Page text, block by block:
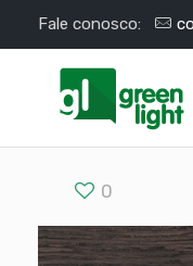
Fale conosco:
0